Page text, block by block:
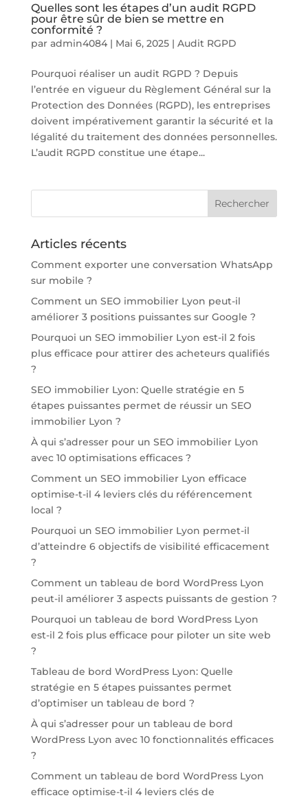
Quelles sont les étapes d’un audit RGPD
pour être sûr de bien se mettre en
conformité ?
par admin4084| Mai 6, 2025| Audit RGPD
Pourquoi réaliser un audit RGPD ? Depuis
l’entrée en vigueur du Règlement Général sur la
Protection des Données (RGPD), les entreprises
doivent impérativement garantir la sécurité et la
légalité du traitement des données personnelles.
L’audit RGPD constitue une étape...
Articles récents
Comment exporter une conversation WhatsApp
sur mobile ?
Comment un SEO immobilier Lyon peut-il
améliorer 3 positions puissantes sur Google ?
Pourquoi un SEO immobilier Lyon est-il 2 fois
plus efficace pour attirer des acheteurs qualifiés
?
SEO immobilier Lyon: Quelle stratégie en 5
étapes puissantes permet de réussir un SEO
immobilier Lyon ?
À qui s’adresser pour un SEO immobilier Lyon
avec 10 optimisations efficaces ?
Comment un SEO immobilier Lyon efficace
optimise-t-il 4 leviers clés du référencement
local ?
Pourquoi un SEO immobilier Lyon permet-il
d’atteindre 6 objectifs de visibilité efficacement
?
Comment un tableau de bord WordPress Lyon
peut-il améliorer 3 aspects puissants de gestion ?
Pourquoi un tableau de bord WordPress Lyon
est-il 2 fois plus efficace pour piloter un site web
?
Tableau de bord WordPress Lyon: Quelle
stratégie en 5 étapes puissantes permet
d’optimiser un tableau de bord ?
À qui s’adresser pour un tableau de bord
WordPress Lyon avec 10 fonctionnalités efficaces
?
Comment un tableau de bord WordPress Lyon
efficace optimise-t-il 4 leviers clés de